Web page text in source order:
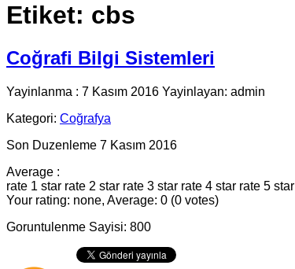
Etiket: cbs
Coğrafi Bilgi Sistemleri
Yayinlanma : 7 Kasım 2016 Yayinlayan: admin
Kategori: Coğrafya
Son Duzenleme 7 Kasım 2016
Average :
rate 1 star rate 2 star rate 3 star rate 4 star rate 5 star
Your rating: none, Average: 0 (0 votes)
Goruntulenme Sayisi: 800